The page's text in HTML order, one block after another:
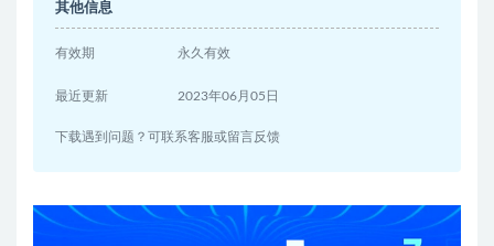
其他信息
有效期 永久有效
最近更新 2023年06月05日
下载遇到问题？可联系客服或留言反馈